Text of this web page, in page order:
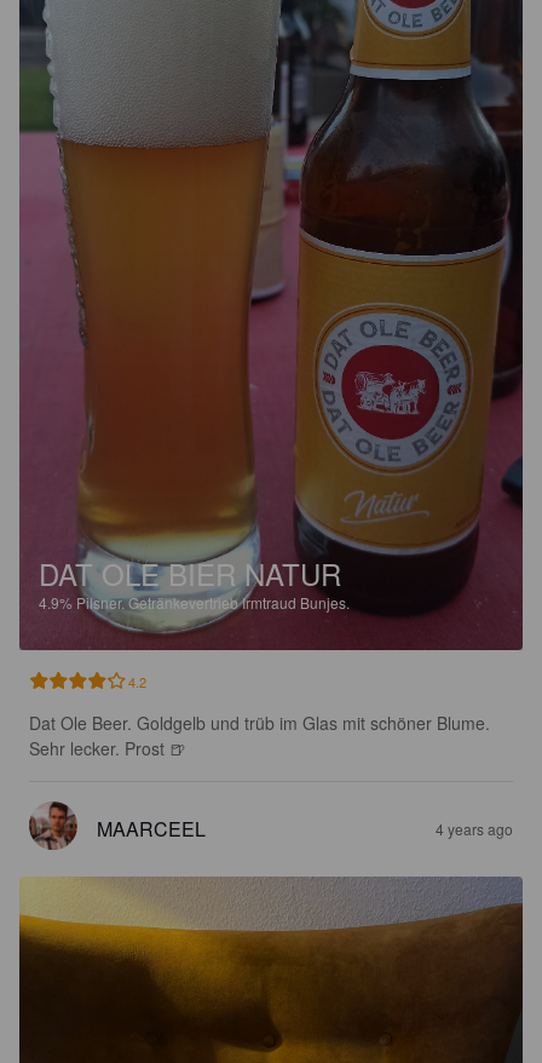
DAT OLE BIER NATUR
4.9% Pilsner.Getränkevertrieb Irmtraud Bunjes.
4.2
Dat Ole Beer. Goldgelb und trüb im Glas mit schöner Blume.
Sehr lecker. Prost 🍺
MAARCEEL 4 years ago